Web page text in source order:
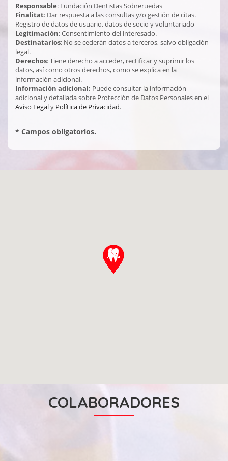
Responsable: Fundación Dentistas Sobreruedas
Finalitat: Dar respuesta a las consultas y/o gestión de citas.
Registro de datos de usuario, datos de socio y voluntariado
Legitimación: Consentimiento del interesado.
Destinatarios: No se cederán datos a terceros, salvo obligación
legal.
Derechos: Tiene derecho a acceder, rectificar y suprimir los
datos, así como otros derechos, como se explica en la
información adicional.
Información adicional: Puede consultar la información
adicional y detallada sobre Protección de Datos Personales en el
Aviso Legaly Política de Privacidad.
* Campos obligatorios.
COLABORADORES